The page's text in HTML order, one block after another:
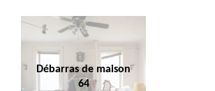
Débarras de maison
64